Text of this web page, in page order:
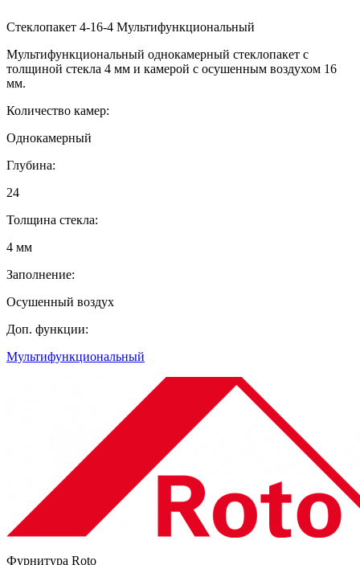
Стеклопакет 4-16-4 Мультифункциональный
Мультифункциональный однокамерный стеклопакет с
толщиной стекла 4 мм и камерой с осушенным воздухом 16
мм.
Количество камер:
Однокамерный
Глубина:
24
Толщина стекла:
4 мм
Заполнение:
Осушенный воздух
Доп. функции:
Мультифункциональный
Фурнитура Roto